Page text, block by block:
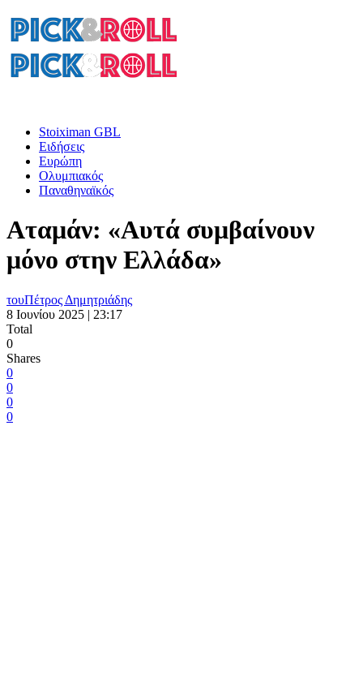
Stoiximan GBL
Ειδήσεις
Ευρώπη
Ολυμπιακός
Παναθηναϊκός
Αταμάν: «Αυτά συμβαίνουν
μόνο στην Ελλάδα»
τουΠέτρος Δημητριάδης
8 Ιουνίου 2025 | 23:17
Total
0
Shares
0
0
0
0